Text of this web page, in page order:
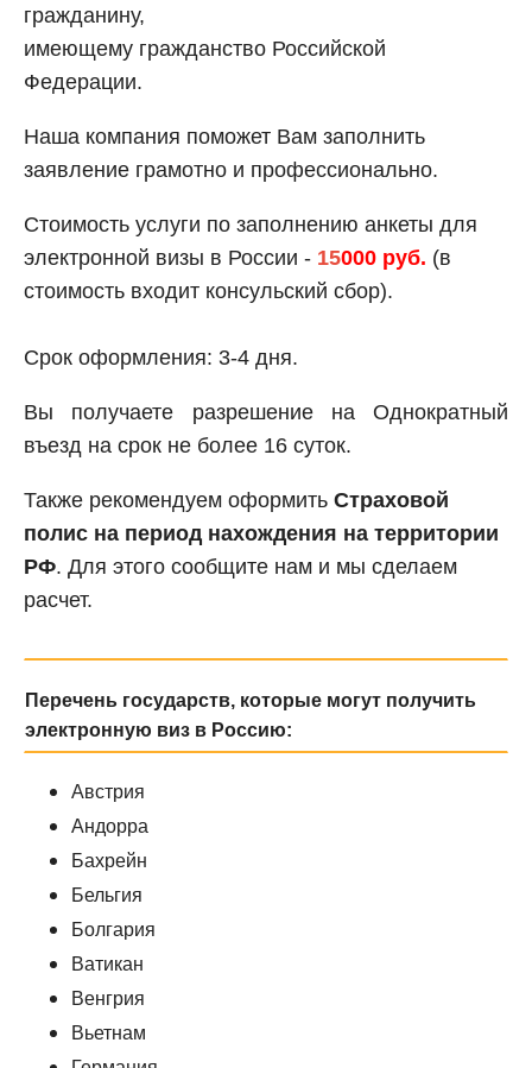
гражданину,
имеющему гражданство Российской
Федерации.
Наша компания поможет Вам заполнить
заявление грамотно и профессионально.
Стоимость услуги по заполнению анкеты для
электронной визы в России - 15000 руб. (в
стоимость входит консульский сбор).
Срок оформления: 3-4 дня.
Вы получаете разрешение на Однократный
въезд на срок не более 16 суток.
Также рекомендуем оформить Страховой
полис на период нахождения на территории
РФ. Для этого сообщите нам и мы сделаем
расчет.
Перечень государств, которые могут получить
электронную виз в Россию:
Австрия
Андорра
Бахрейн
Бельгия
Болгария
Ватикан
Венгрия
Вьетнам